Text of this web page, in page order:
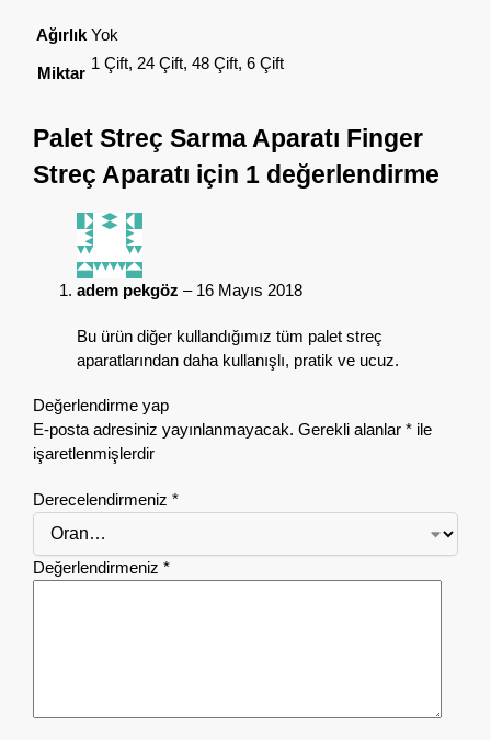
Ağırlık Yok
Miktar
1 Çift, 24 Çift, 48 Çift, 6 Çift
Palet Streç Sarma Aparatı Finger
Streç Aparatı için 1 değerlendirme
adem pekgöz – 16 Mayıs 2018
Bu ürün diğer kullandığımız tüm palet streç
aparatlarından daha kullanışlı, pratik ve ucuz.
Değerlendirme yap
E-posta adresiniz yayınlanmayacak. Gerekli alanlar * ile
işaretlenmişlerdir
Derecelendirmeniz *
Değerlendirmeniz *